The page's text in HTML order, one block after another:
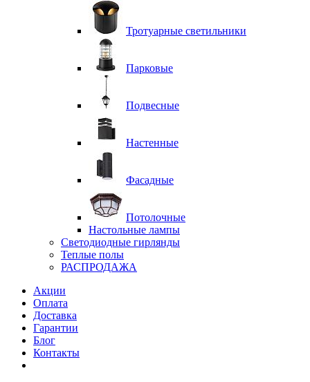
Тротуарные светильники
Парковые
Подвесные
Настенные
Фасадные
Потолочные
Настольные лампы
Светодиодные гирлянды
Теплые полы
РАСПРОДАЖА
Акции
Оплата
Доставка
Гарантии
Блог
Контакты